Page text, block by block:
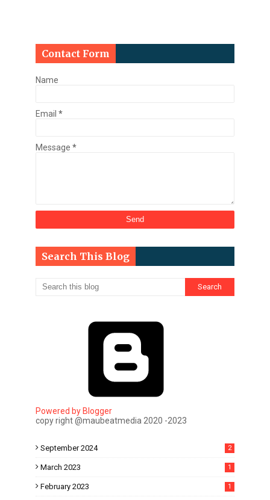
Contact Form
Name
Email *
Message *
Search This Blog
Powered by Blogger
copy right @maubeatmedia 2020 -2023
September 2024 2
March 2023 1
February 2023 1